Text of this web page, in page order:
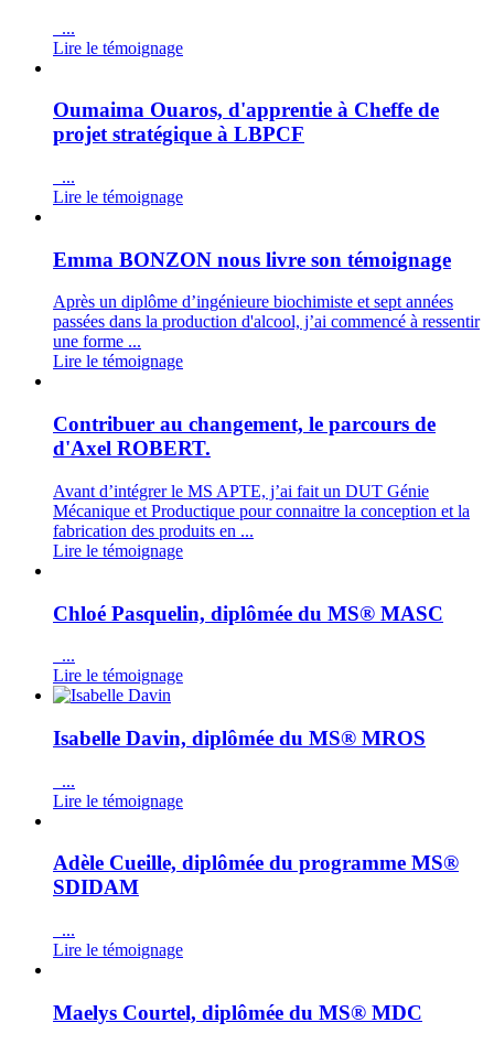
...
Lire le témoignage
Oumaima Ouaros, d'apprentie à Cheffe de
projet stratégique à LBPCF
...
Lire le témoignage
Emma BONZON nous livre son témoignage
Après un diplôme d’ingénieure biochimiste et sept années
passées dans la production d'alcool, j’ai commencé à ressentir
une forme ...
Lire le témoignage
Contribuer au changement, le parcours de
d'Axel ROBERT.
Avant d’intégrer le MS APTE, j’ai fait un DUT Génie
Mécanique et Productique pour connaitre la conception et la
fabrication des produits en ...
Lire le témoignage
Chloé Pasquelin, diplômée du MS® MASC
...
Lire le témoignage
Isabelle Davin, diplômée du MS® MROS
...
Lire le témoignage
Adèle Cueille, diplômée du programme MS®
SDIDAM
...
Lire le témoignage
Maelys Courtel, diplômée du MS® MDC